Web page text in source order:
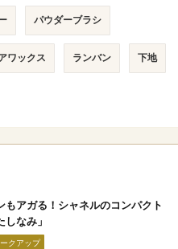
パウダーブラシ
ワックス ランバン 下地
もアガる！シャネルのコンパクト
なみ」
クアップ